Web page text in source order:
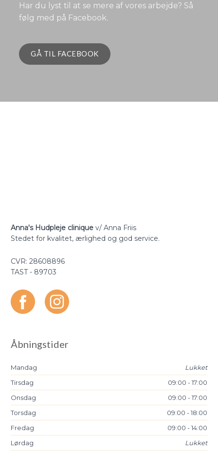
Har du lyst til at se mere af vores arbejde? Så
følg med på Facebook.
GÅ TIL FACEBOOK​
Anna's Hudpleje cliniquev/ Anna Friis​
​​Stedet for kvalitet, ærlighed og god service.
​​CVR: 28608896​​
​TAST - 89703
Åbningstider
​Mandag
Lukket
Tirsdag
09:00 - 17:00​​
​Onsdag
09:00 - 17:00​​
​Torsdag
09:00 - 18:00​​
​Fredag
09:00 - 14:00​​
​Lørdag
Lukket